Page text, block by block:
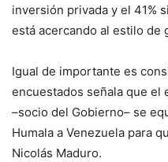
inversión privada y el 41%
está acercando al estilo de
Igual de importante es
encuestados señala que el
–socio del Gobierno– se
Humala a Venezuela para
Nicolás Maduro.